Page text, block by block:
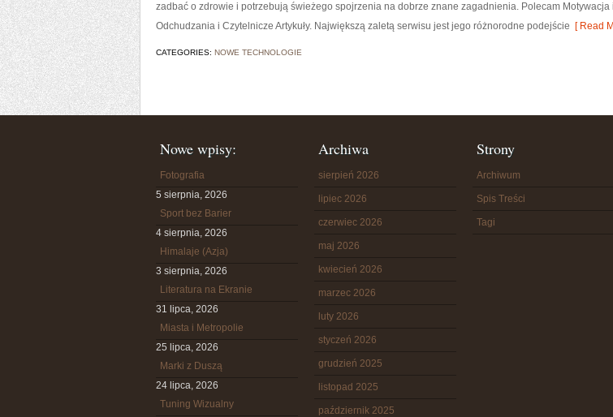
zadbać o zdrowie i potrzebują świeżego spojrzenia na dobrze znane zagadnienia. Polecam Motywacja
Odchudzania i Czytelnicze Artykuły. Największą zaletą serwisu jest jego różnorodne podejście [ Read
CATEGORIES: NOWE TECHNOLOGIE
Nowe wpisy:
Fotografia
5 sierpnia, 2026
Sport bez Barier
4 sierpnia, 2026
Himalaje (Azja)
3 sierpnia, 2026
Literatura na Ekranie
31 lipca, 2026
Miasta i Metropolie
25 lipca, 2026
Marki z Duszą
24 lipca, 2026
Tuning Wizualny
Archiwa
sierpień 2026
lipiec 2026
czerwiec 2026
maj 2026
kwiecień 2026
marzec 2026
luty 2026
styczeń 2026
grudzień 2025
listopad 2025
październik 2025
Strony
Archiwum
Spis Treści
Tagi